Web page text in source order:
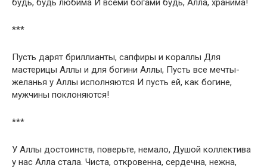
будь, будь любима И всеми богами будь, Алла, хранима!
***
Пусть дарят бриллианты, сапфиры и кораллы Для
мастерицы Аллы и для богини Аллы, Пусть все мечты-
желанья у Аллы исполняются И пусть ей, как богине,
мужчины поклоняются!
***
У Аллы достоинств, поверьте, немало, Душой коллектива
у нас Алла стала. Чиста, откровенна, сердечна, нежна,